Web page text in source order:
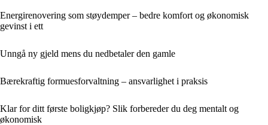
Energirenovering som støydemper – bedre komfort og økonomisk
gevinst i ett
Unngå ny gjeld mens du nedbetaler den gamle
Bærekraftig formuesforvaltning – ansvarlighet i praksis
Klar for ditt første boligkjøp? Slik forbereder du deg mentalt og
økonomisk